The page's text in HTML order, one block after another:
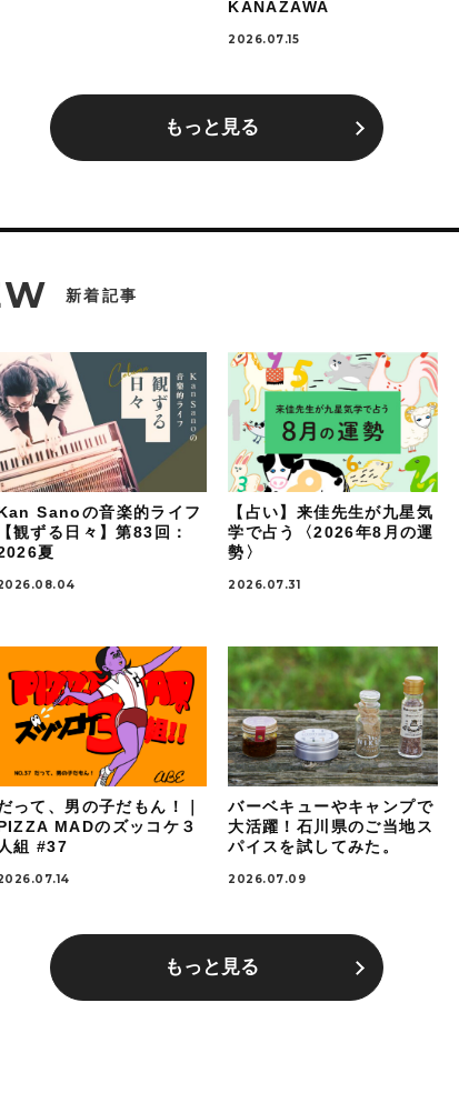
KANAZAWA
2026.07.15
もっと見る
新着記事
Sanoの音楽的ライフ
【観ずる日々】第83回：
夏
【占い】来佳先生が九星気
学で占う〈2026年8月の運
勢〉
2026.07.31
って、男の子だもん！｜
MADのズッコケ３
人組 #37
バーベキューやキャンプで
大活躍！石川県のご当地ス
パイスを試してみた。
2026.07.09
もっと見る